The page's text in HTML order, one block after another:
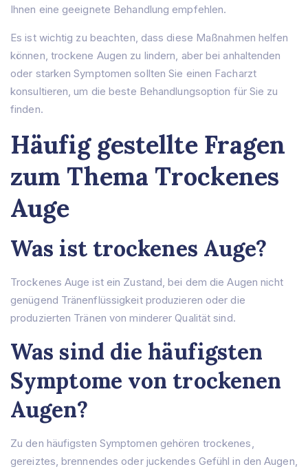
Ihnen eine geeignete Behandlung empfehlen.
Es ist wichtig zu beachten, dass diese Maßnahmen helfen
können, trockene Augen zu lindern, aber bei anhaltenden
oder starken Symptomen sollten Sie einen Facharzt
konsultieren, um die beste Behandlungsoption für Sie zu
finden.
Häufig gestellte Fragen
zum Thema Trockenes
Auge
Was ist trockenes Auge?
Trockenes Auge ist ein Zustand, bei dem die Augen nicht
genügend Tränenflüssigkeit produzieren oder die
produzierten Tränen von minderer Qualität sind.
Was sind die häufigsten
Symptome von trockenen
Augen?
Zu den häufigsten Symptomen gehören trockenes,
gereiztes, brennendes oder juckendes Gefühl in den Augen,